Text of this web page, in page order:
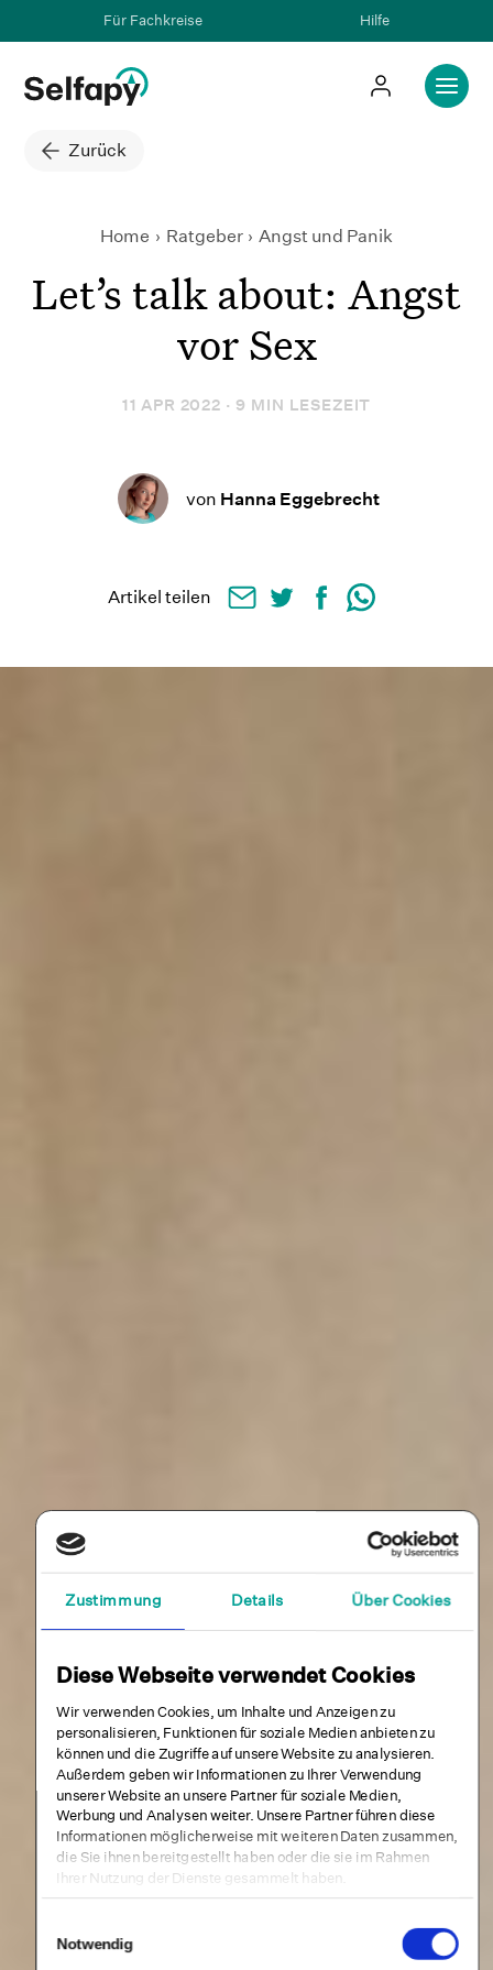
Zustimmung Details Über Cookies
Diese Webseite verwendet Cookies
Wir verwenden Cookies, um Inhalte und Anzeigen zu
personalisieren, Funktionen für soziale Medien anbieten zu
können und die Zugriffe auf unsere Website zu analysieren.
Außerdem geben wir Informationen zu Ihrer Verwendung
unserer Website an unsere Partner für soziale Medien,
Werbung und Analysen weiter. Unsere Partner führen diese
Informationen möglicherweise mit weiteren Daten zusammen,
die Sie ihnen bereitgestellt haben oder die sie im Rahmen
Ihrer Nutzung der Dienste gesammelt haben.
Notwendig
Für Fachkreise Hilfe
Zurück
Home Ratgeber Angst und Panik
Let’s talk about: Angst vor
Let’s talk about: Angst
vor Sex
11 APR 2022 · 9 MIN LESEZEIT
von Hanna Eggebrecht
Artikel teilen